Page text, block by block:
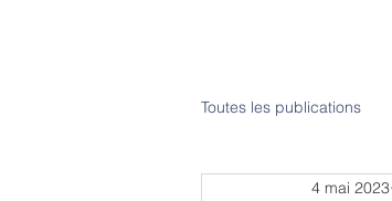
Toutes les publications
4 mai 2023